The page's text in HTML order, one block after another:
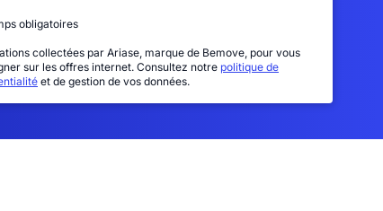
obligatoires
collectées par Ariase, marque de Bemove, pour vous
sur les offres internet. Consultez notre politique de
et de gestion de vos données.